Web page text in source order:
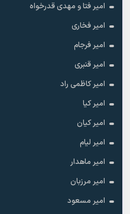
امیر فتا و مهدی قدرخواه
امیر فخاری
امیر فرجام
امیر قنبری
امیر کاظمی راد
امیر کیا
امیر کیان
امیر لیام
امیر ماهدار
امیر مرزبان
امیر مسعود